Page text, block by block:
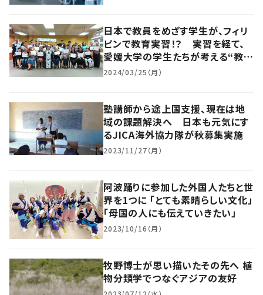
日本で教員をめざす学生が、フィリ
ピンで教育実習！？ 実習を経て、
愛媛大学の学生たちが考える“教員
としての役割”とは
2024/03/25（月）
塾講師から途上国支援、現在は地
域の課題解決へ 日本も元気にす
るJICA海外協力隊が秋募集実施
2023/11/27（月）
阿波踊りに参加した外国人たちと世
界を1つに 「とても素晴らしい文化」
「母国の人にも伝えていきたい」
2023/10/16（月）
牧野博士が思い描いたその先へ 植
物分類学でつなぐアジアの友好